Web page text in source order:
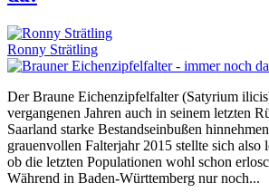
Ronny Strätling
Der Braune Eichenzipfelfalter (Satyrium
vergangenen Jahren auch in seinem letzten
Saarland starke Bestandseinbußen
grauenvollen Falterjahr 2015 stellte sich also
ob die letzten Populationen wohl schon
Während in Baden-Württemberg nur noch...